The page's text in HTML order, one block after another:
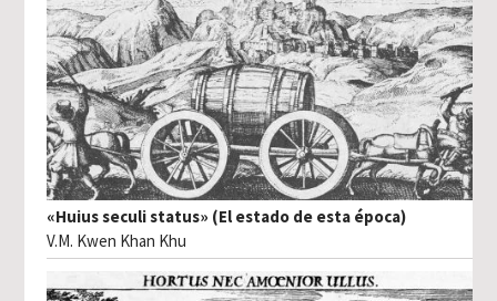
«Huius seculi status» (El estado de esta época)
V.M. Kwen Khan Khu